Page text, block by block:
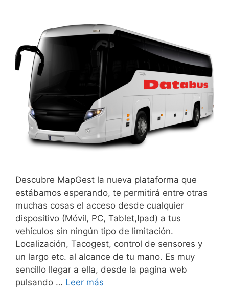
Descubre MapGest la nueva plataforma que
estábamos esperando, te permitirá entre otras
muchas cosas el acceso desde cualquier
dispositivo (Móvil, PC, Tablet,Ipad) a tus
vehículos sin ningún tipo de limitación.
Localización, Tacogest, control de sensores y
un largo etc. al alcance de tu mano. Es muy
sencillo llegar a ella, desde la pagina web
pulsando … Leer más